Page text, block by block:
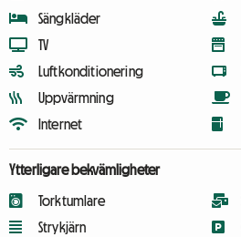
Sängkläder
TV
Luftkonditionering
Uppvärmning
Internet
Ytterligare bekvämligheter
Torktumlare
Strykjärn